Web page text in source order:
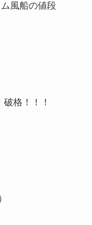
風船の値段
破格！！！